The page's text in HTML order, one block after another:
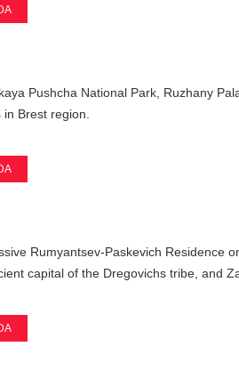
Pushcha National Park, Ruzhany
Brest region.
Rumyantsev-Paskevich Residence
capital of the Dregovichs tribe, and